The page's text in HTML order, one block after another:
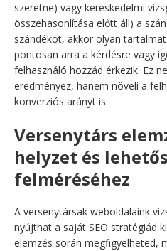
szeretne) vagy kereskedelmi
összehasonlítása előtt áll) a
szándékot, akkor olyan
pontosan arra a kérdésre vagy
felhasználó hozzád érkezik. Ez
eredményez, hanem növeli a
konverziós arányt is.
Versenytárs
helyzet és
felméréséhez
A versenytársak weboldalaink
nyújthat a saját SEO stratégiád
elemzés során megfigyelheted,